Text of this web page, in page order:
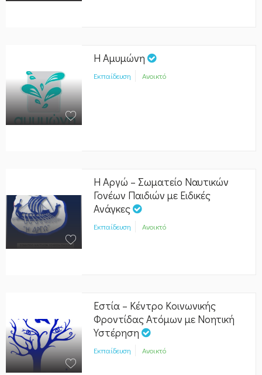
Η Αμυμώνη
Εκπαίδευση Ανοικτό
Η Αργώ – Σωματείο Ναυτικών
Γονέων Παιδιών με Ειδικές
Ανάγκες
Εκπαίδευση Ανοικτό
Εστία – Κέντρο Κοινωνικής
Φροντίδας Ατόμων με Νοητική
Υστέρηση
Εκπαίδευση Ανοικτό